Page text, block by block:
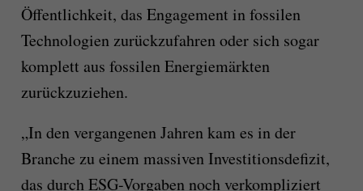
Öffentlichkeit, das Engagement in fossilen
Technologien zurückzufahren oder sich sogar
komplett aus fossilen Energiemärkten
zurückzuziehen.
„In den vergangenen Jahren kam es in der
Branche zu einem massiven Investitionsdefizit,
das durch ESG-Vorgaben noch verkompliziert